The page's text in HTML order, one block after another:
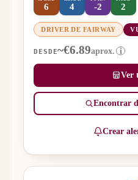
6 4 -2 2
DRIVER DE FAIRWAY
DESDE~€6.89aprox. i
Ver
Encontrar
Crear